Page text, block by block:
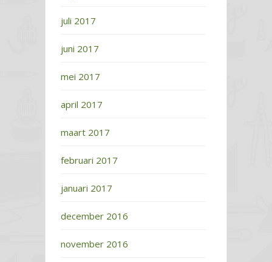
juli 2017
juni 2017
mei 2017
april 2017
maart 2017
februari 2017
januari 2017
december 2016
november 2016